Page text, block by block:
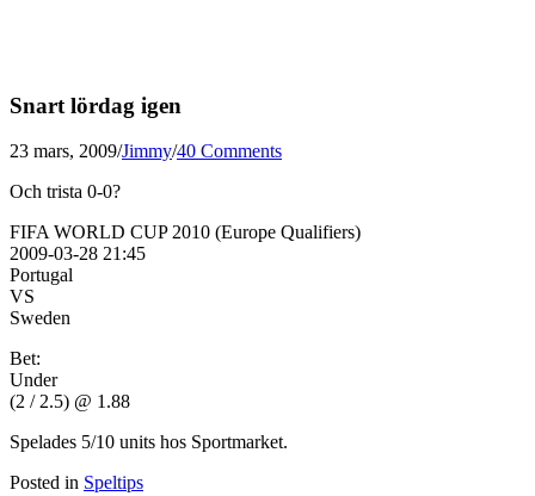
Snart lördag igen
23 mars, 2009/Jimmy/40 Comments
Och trista 0-0?
FIFA WORLD CUP 2010 (Europe Qualifiers)
2009-03-28 21:45
Portugal
VS
Sweden
Bet:
Under
(2 / 2.5) @ 1.88
Spelades 5/10 units hos Sportmarket.
Posted in Speltips